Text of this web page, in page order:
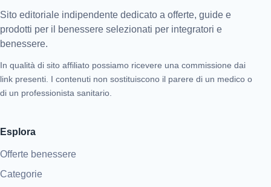
Sito editoriale indipendente dedicato a offerte, guide e
prodotti per il benessere selezionati per integratori e
benessere.
In qualità di sito affiliato possiamo ricevere una commissione dai
link presenti. I contenuti non sostituiscono il parere di un medico o
di un professionista sanitario.
Esplora
Offerte benessere
Categorie